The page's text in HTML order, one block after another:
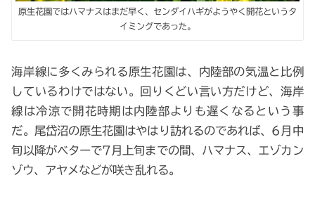
原生花園ではハマナスはまだ早く、センダイハギがようやく開花というタ
イミングであった。
海岸線に多くみられる原生花園は、内陸部の気温と比例
しているわけではない。回りくどい言い方だけど、海岸
線は冷涼で開花時期は内陸部よりも遅くなるという事
だ。尾岱沼の原生花園はやはり訪れるのであれば、6月中
旬以降がベターで7月上旬までの間、ハマナス、エゾカン
ゾウ、アヤメなどが咲き乱れる。